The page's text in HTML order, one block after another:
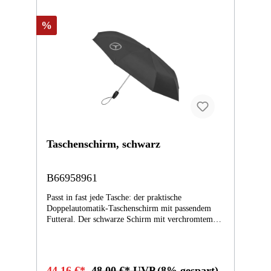
Nickelspitzen runden die Ausstattung ab. Für
optische Akzente sorgen ein Bornemann Weblabel
sowie der silberfarbene Druck auf einem Keil sowie
dem Futteral. - Farbe: braun - Material Bezug: 100
% Polyester - Durchmesser: ca. 97 cm -
Windproof-System - wasser- und
schmutzabweisend - Handöffner
%
Taschenschirm, schwarz
B66958961
Passt in fast jede Tasche: der praktische
Doppelautomatik-Taschenschirm mit passendem
Futteral. Der schwarze Schirm mit verchromtem